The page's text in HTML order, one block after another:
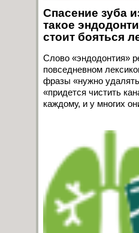
Спасение зуба
такое
стоит бояться
Слово «эндодонтия»
повседневном
фразы «нужно
«придется чистить
каждому, и у многих